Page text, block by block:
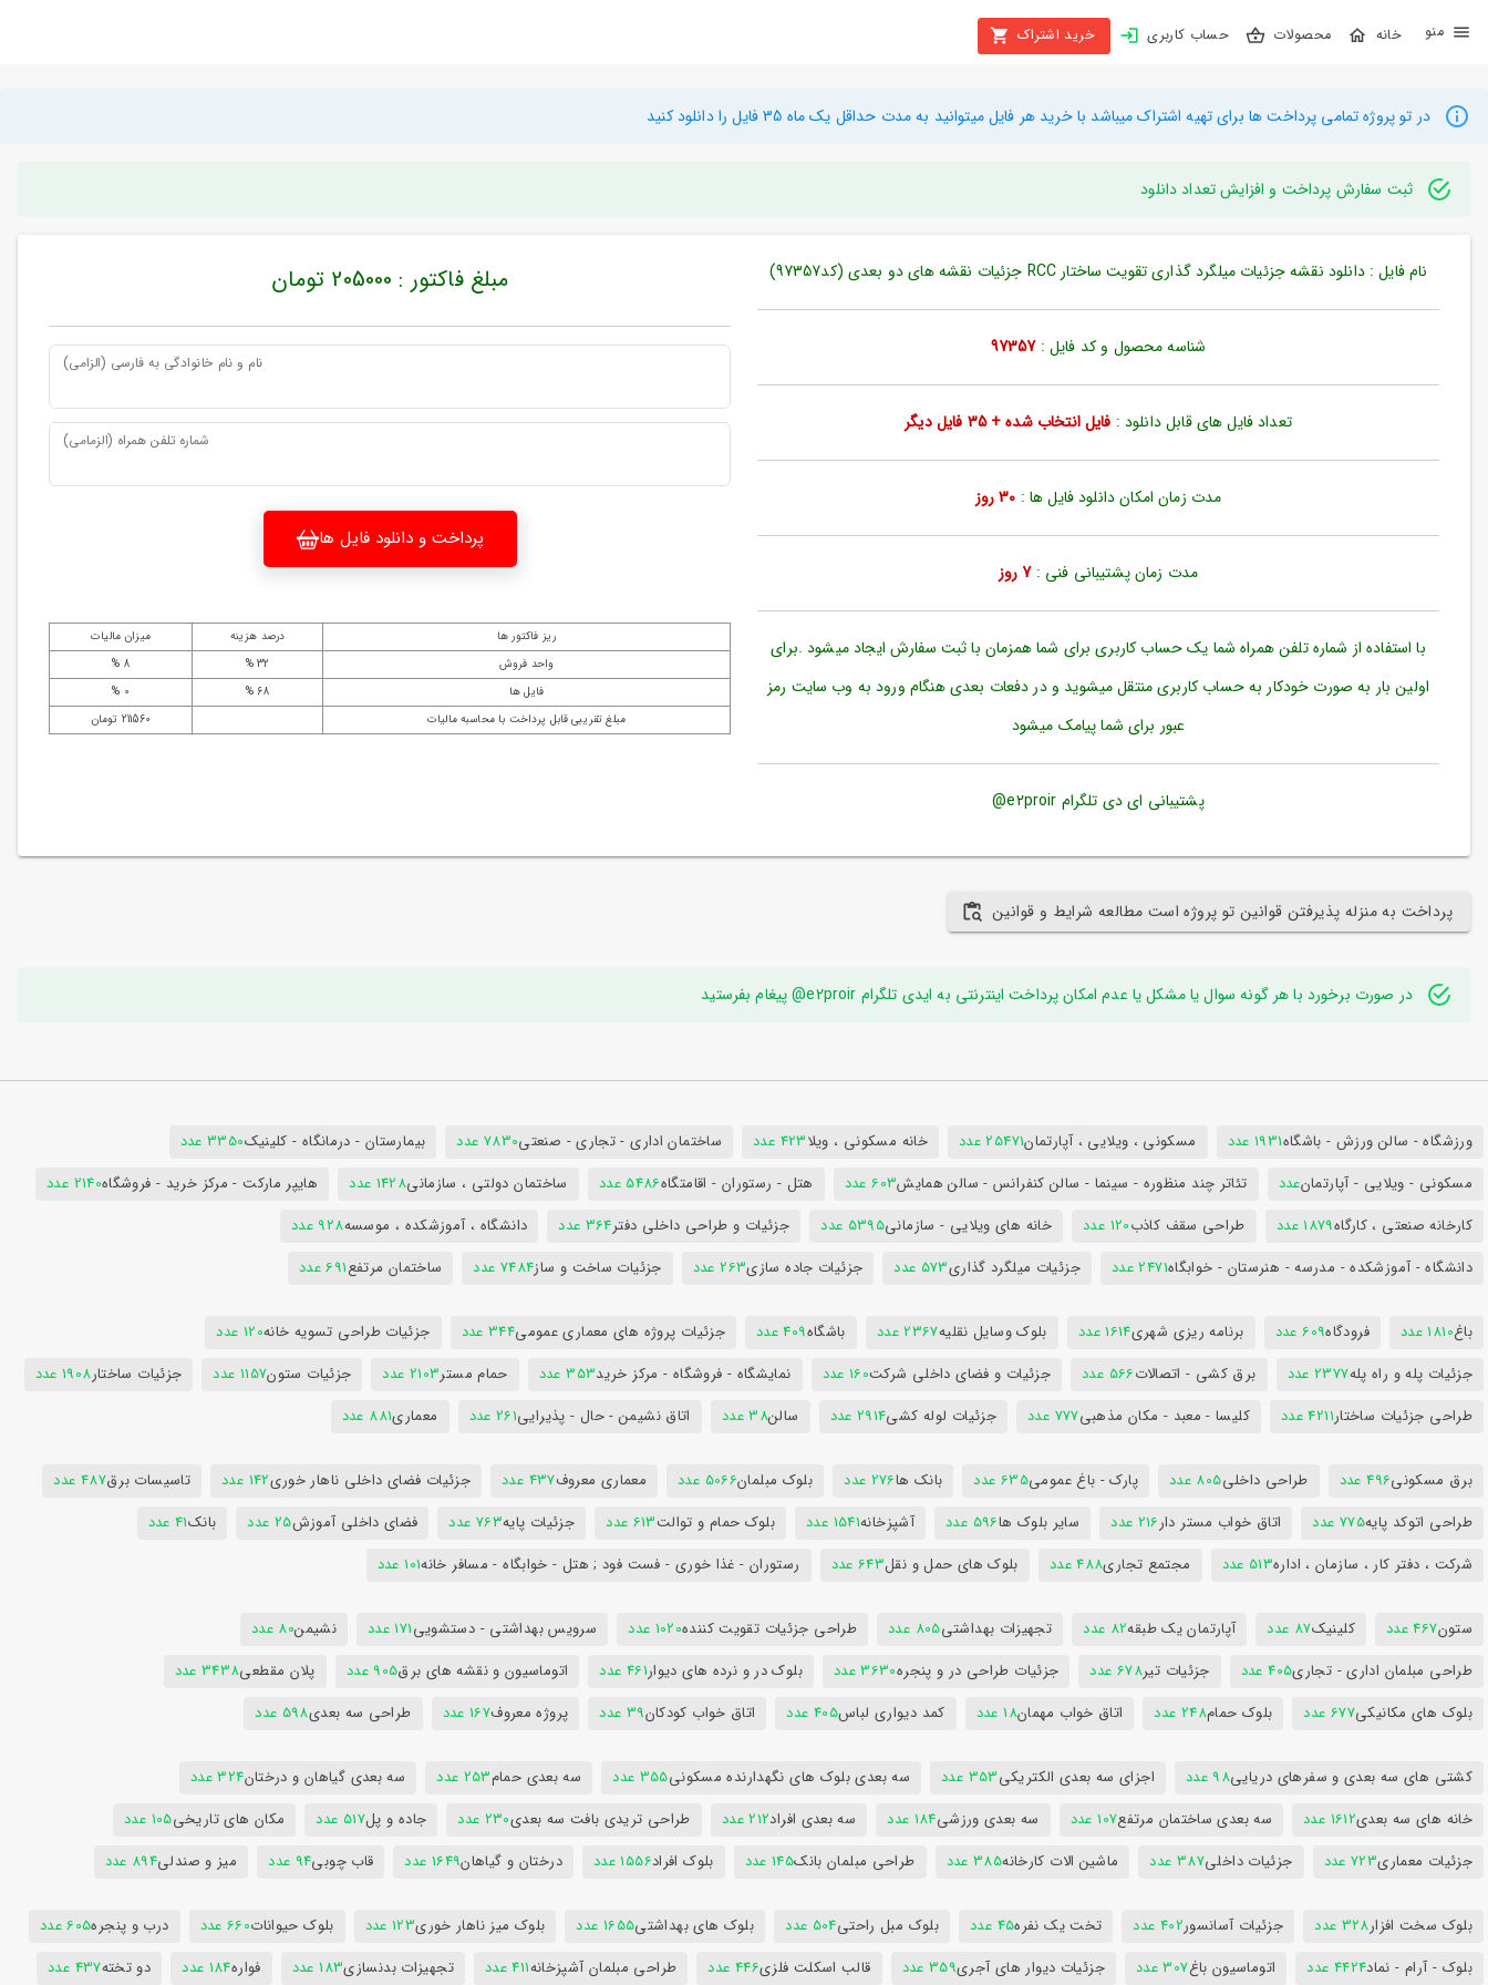
محصولات حساب کاربری خرید اشتراک
بستن
محصولات
اشتراک
کاربری
ثبت
بازیابی
رمز
علاقه
در تو پروژه تمامی پرداخت ها برای تهیه اشتراک میباشد با خرید هر فایل میتوانید به مدت حداقل یک ماه 35 فایل را دانلود کنید
ثبت سفارش پرداخت و افزایش تعداد دانلود
نام فایل : دانلود نقشه جزئیات میلگرد گذاری تقویت ساختار RCC جزئیات نقشه های دو بعدی (کد97357)
شناسه محصول و کد فایل :97357
تعداد فایل های قابل دانلود : فایل انتخاب شده + 35 فایل دیگر
مدت زمان امکان دانلود فایل ها : 30 روز
مدت زمان پشتیبانی فنی :7 روز
با استفاده از شماره تلفن همراه شما یک حساب کاربری برای شما همزمان با ثبت سفارش ایجاد میشود .برای
اولین بار به صورت خودکار به حساب کاربری منتقل میشوید و در دفعات بعدی هنگام ورود به وب سایت رمز
عبور برای شما پیامک میشود
پشتیبانی ای دی تلگرام e2proir@
مبلغ فاکتور : 205000 تومان
نام و نام خانوادگی به فارسی (الزامی)
شماره تلفن همراه (الزمامی)
پرداخت و دانلود فایل ها
ریز فاکتور ها درصد هزینه
میزان مالیات
واحد فروش
32 %
8 %
فایل ها
68 %
0 %
مبلغ تقریبی قابل پرداخت با محاسبه مالیات
211560 تومان
پرداخت به منزله پذیرفتن قوانین تو پروژه است مطالعه شرایط و قوانین
در صورت برخورد با هر گونه سوال یا مشکل یا عدم امکان پرداخت اینترنتی به ایدی تلگرام e2proir@ پیغام بفرستید
ورزشگاه - سالن ورزش - باشگاه1931 عدد مسکونی ، ویلایی ، آپارتمان25471 عدد خانه مسکونی ، ویلا423 عدد ساختمان اداری - تجاری - صنعتی7830 عدد بیمارستان - درمانگاه - کلینیک3350 عدد
مسکونی - ویلایی - آپارتمانعدد تئاتر چند منظوره - سینما - سالن کنفرانس - سالن همایش603 عدد هتل - رستوران - اقامتگاه5486 عدد ساختمان دولتی ، سازمانی1428 عدد هایپر مارکت - مرکز خرید - فروشگاه2140 عدد
کارخانه صنعتی ، کارگاه1879 عدد طراحی سقف کاذب120 عدد خانه های ویلایی - سازمانی5395 عدد جزئیات و طراحی داخلی دفتر364 عدد دانشگاه ، آموزشکده ، موسسه928 عدد
دانشگاه - آموزشکده - مدرسه - هنرستان - خوابگاه2471 عدد جزئیات میلگرد گذاری573 عدد جزئیات جاده سازی263 عدد جزئیات ساخت و ساز7484 عدد ساختمان مرتفع691 عدد
باغ1810 عدد فرودگاه609 عدد برنامه ریزی شهری1614 عدد بلوک وسایل نقلیه2367 عدد باشگاه409 عدد جزئیات پروژه های معماری عمومی344 عدد جزئیات طراحی تسویه خانه120 عدد
جزئیات پله و راه پله2377 عدد برق کشی - اتصالات566 عدد جزئیات و فضای داخلی شرکت160 عدد نمایشگاه - فروشگاه - مرکز خرید353 عدد حمام مستر2103 عدد جزئیات ستون1157 عدد جزئیات ساختار1908 عدد
طراحی جزئیات ساختار4211 عدد کلیسا - معبد - مکان مذهبی777 عدد جزئیات لوله کشی2914 عدد سالن38 عدد اتاق نشیمن - حال - پذیرایی261 عدد معماری881 عدد
برق مسکونی496 عدد طراحی داخلی805 عدد پارک - باغ عمومی635 عدد بانک ها276 عدد بلوک مبلمان5066 عدد معماری معروف437 عدد جزئیات فضای داخلی ناهار خوری142 عدد تاسیسات برق487 عدد
طراحی اتوکد پایه775 عدد اتاق خواب مستر دار216 عدد سایر بلوک ها596 عدد آشپزخانه1541 عدد بلوک حمام و توالت613 عدد جزئیات پایه763 عدد فضای داخلی آموزش25 عدد بانک41 عدد
شرکت ، دفتر کار ، سازمان ، اداره513 عدد مجتمع تجاری488 عدد بلوک های حمل و نقل643 عدد رستوران - غذا خوری - فست فود ; هتل - خوابگاه - مسافر خانه101 عدد
ستون467 عدد کلینیک87 عدد آپارتمان یک طبقه82 عدد تجهیزات بهداشتی805 عدد طراحی جزئیات تقویت کننده1020 عدد سرویس بهداشتی - دستشویی171 عدد نشیمن80 عدد
طراحی مبلمان اداری - تجاری405 عدد جزئیات تیر678 عدد جزئیات طراحی در و پنجره3630 عدد بلوک در و نرده های دیوار461 عدد اتوماسیون و نقشه های برق905 عدد پلان مقطعی3438 عدد
بلوک های مکانیکی677 عدد بلوک حمام248 عدد اتاق خواب مهمان18 عدد کمد دیواری لباس405 عدد اتاق خواب کودکان39 عدد پروژه معروف167 عدد طراحی سه بعدی598 عدد
کشتی های سه بعدی و سفرهای دریایی98 عدد اجزای سه بعدی الکتریکی353 عدد سه بعدی بلوک های نگهدارنده مسکونی355 عدد سه بعدی حمام253 عدد سه بعدی گیاهان و درختان324 عدد
خانه های سه بعدی1612 عدد سه بعدی ساختمان مرتفع107 عدد سه بعدی ورزشی184 عدد سه بعدی افراد212 عدد طراحی تریدی بافت سه بعدی230 عدد جاده و پل517 عدد مکان های تاریخی105 عدد
جزئیات معماری723 عدد جزئیات داخلی387 عدد ماشین الات کارخانه385 عدد طراحی مبلمان بانک145 عدد بلوک افراد1556 عدد درختان و گیاهان1649 عدد قاب چوبی94 عدد میز و صندلی894 عدد
بلوک سخت افزار328 عدد جزئیات آسانسور402 عدد تخت یک نفره45 عدد بلوک مبل راحتی504 عدد بلوک های بهداشتی1655 عدد بلوک میز ناهار خوری123 عدد بلوک حیوانات660 عدد درب و پنجره605 عدد
بلوک - آرام - نماد4424 عدد اتوماسیون باغ307 عدد جزئیات دیوار های آجری359 عدد قالب اسکلت فلزی446 عدد طراحی مبلمان آشپزخانه411 عدد تجهیزات بدنسازی183 عدد فواره184 عدد دو تخته437 عدد